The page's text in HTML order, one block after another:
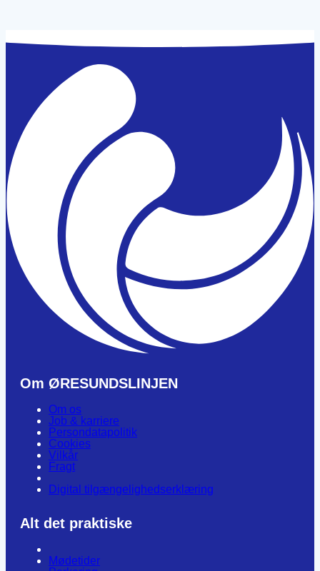
Om ØRESUNDSLINJEN
Om os
Job & karriere
Persondatapolitik
Cookies
Vilkår
Fragt
Digital tilgængelighedserklæring
Alt det praktiske
Mødetider